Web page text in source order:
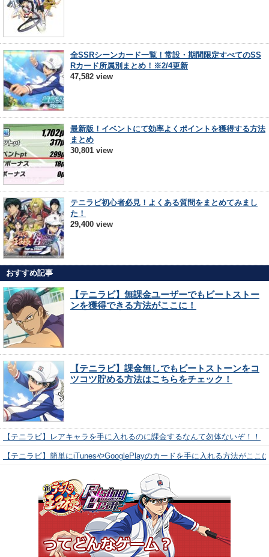
全SSRシーンカード一覧！常設・期間限定すべてのSS
Rカード所属別まとめ！※2/4更新
47,582 view
最新版！イベントにて効率よくポイントを獲得する方法
まとめ
30,801 view
テニラビ初心者必見！よくある質問をまとめてみまし
た！
29,400 view
おすすめ記事
【テニラビ】無課金ユーザーでもビートストー
ンを獲得できる方法がここに！
【テニラビ】課金無しでもビートストーンをコ
ツコツ貯める方法はこちらをチェック！
【テニラビ】レアキャラを手に入れるのに課金するなんて勿体ないぞ！！
【テニラビ】簡単にiTunesやGooglePlayのカードを手に入れる方法がここ